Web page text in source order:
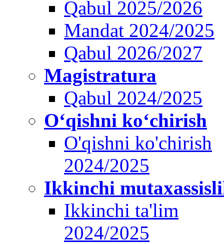
Qabul 2025/2026
Mandat 2024/2025
Qabul 2026/2027
Magistratura
Qabul 2024/2025
O‘qishni ko‘chirish
O'qishni ko'chirish
2024/2025
Ikkinchi
Ikkinchi ta'lim
2024/2025